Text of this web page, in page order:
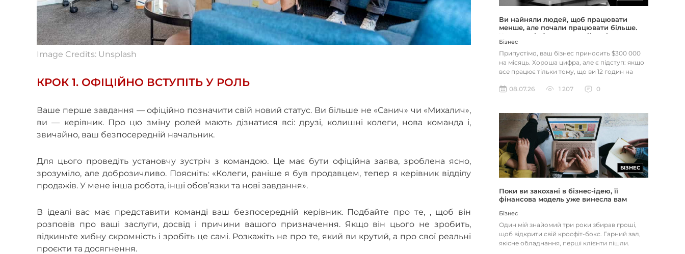
Image Credits: Unsplash
КРОК 1. ОФІЦІЙНО ВСТУПІТЬ У РОЛЬ
Ваше перше завдання — офіційно позначити свій новий статус. Ви більше не «Санич» чи «Михалич»,
ви — керівник. Про цю зміну ролей мають дізнатися всі: друзі, колишні колеги, нова команда і,
звичайно, ваш безпосередній начальник.
Для цього проведіть установчу зустріч з командою. Це має бути офіційна заява, зроблена ясно,
зрозуміло, але доброзичливо. Поясніть: «Колеги, раніше я був продавцем, тепер я керівник відділу
продажів. У мене інша робота, інші обов’язки та нові завдання».
В ідеалі вас має представити команді ваш безпосередній керівник. Подбайте про те, , щоб він
розповів про ваші заслуги, досвід і причини вашого призначення. Якщо він цього не зробить,
відкиньте хибну скромність і зробіть це самі. Розкажіть не про те, який ви крутий, а про свої реальні
проєкти та досягнення.
Ви найняли людей, щоб працювати
менше, але почали працювати більше.
Чому це відбувається з більшістю
підприємців
Бізнес
Припустімо, ваш бізнес приносить $300 000
на місяць. Хороша цифра, але є підступ: якщо
все працює тільки тому, що ви 12 годин на
08.07.26
1 207 0
БІЗНЕС
Поки ви закохані в бізнес-ідею, її
фінансова модель уже винесла вам
Бізнес
Один мій знайомий три роки збирав гроші,
щоб відкрити свій кросфіт-бокс. Гарний зал,
якісне обладнання, перші клієнти пішли.